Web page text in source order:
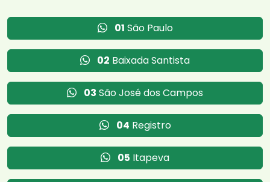
01 São Paulo
02 Baixada Santista
03 São José dos Campos
04 Registro
05 Itapeva